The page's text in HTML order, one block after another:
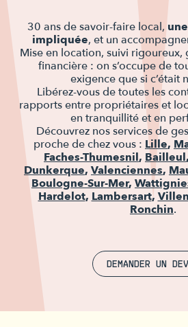
30 ans de savoir-faire local,
impliquée, et un
Mise en location, suivi rigoureux,
financière : on s’occupe de
exigence que si c’était
Libérez-vous de toutes les
rapports entre propriétaires et
en tranquillité et en
Découvrez nos services de
proche de chez vous : Lille,
Faches-Thumesnil, Bailleul,
Dunkerque, Valenciennes,
Boulogne-Sur-Mer,
Hardelot, Lambersart,
Ronchin.
DEMANDER UN